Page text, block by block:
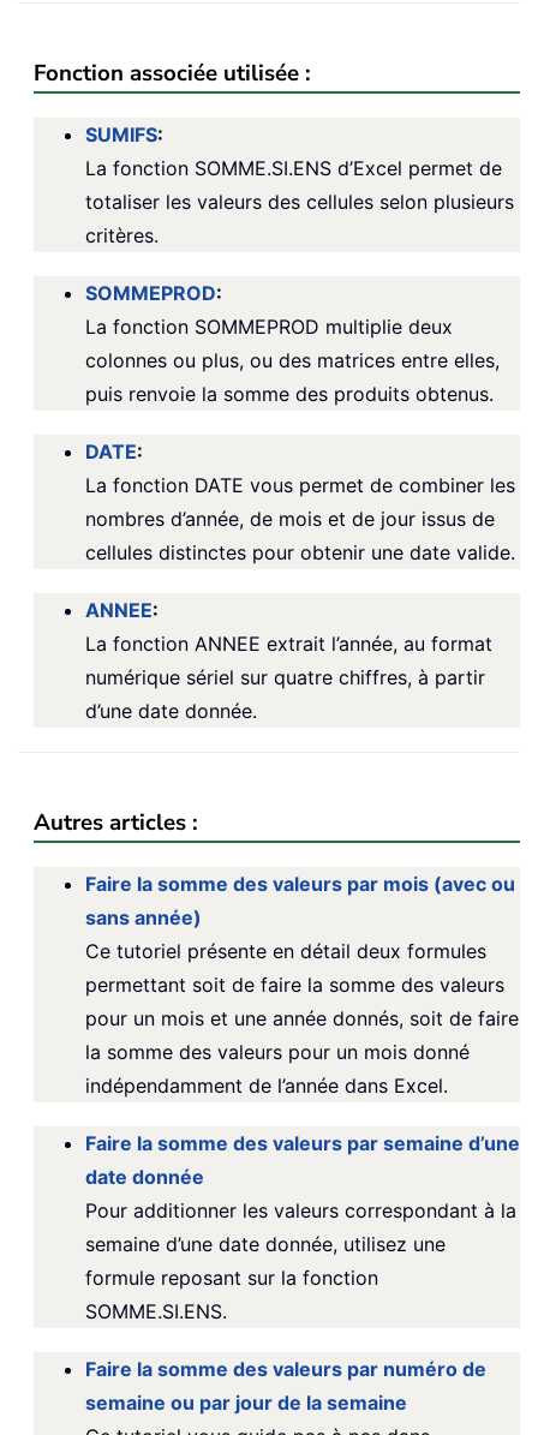
Fonction associée utilisée :
SUMIFS:
La fonction SOMME.SI.ENS d’Excel permet de
totaliser les valeurs des cellules selon plusieurs
critères.
SOMMEPROD:
La fonction SOMMEPROD multiplie deux
colonnes ou plus, ou des matrices entre elles,
puis renvoie la somme des produits obtenus.
DATE:
La fonction DATE vous permet de combiner les
nombres d’année, de mois et de jour issus de
cellules distinctes pour obtenir une date valide.
ANNEE:
La fonction ANNEE extrait l’année, au format
numérique sériel sur quatre chiffres, à partir
d’une date donnée.
Autres articles :
Faire la somme des valeurs par mois (avec ou
sans année)
Ce tutoriel présente en détail deux formules
permettant soit de faire la somme des valeurs
pour un mois et une année donnés, soit de faire
la somme des valeurs pour un mois donné
indépendamment de l’année dans Excel.
Faire la somme des valeurs par semaine d’une
date donnée
Pour additionner les valeurs correspondant à la
semaine d’une date donnée, utilisez une
formule reposant sur la fonction
SOMME.SI.ENS.
Faire la somme des valeurs par numéro de
semaine ou par jour de la semaine